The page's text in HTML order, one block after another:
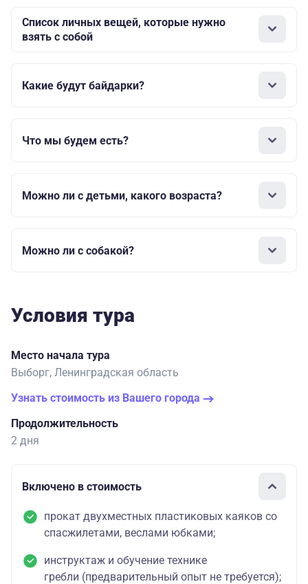
Список личных вещей, которые нужно
взять с собой
Какие будут байдарки?
Что мы будем есть?
Можно ли с детьми, какого возраста?
Можно ли с собакой?
Условия тура
Место начала тура
Выборг, Ленинградская область
Узнать стоимость из Вашего города
Продолжительность
2 дня
Включено в стоимость
прокат двухместных пластиковых каяков со
спасжилетами, веслами юбками;
инструктаж и обучение технике
гребли (предварительный опыт не требуется);